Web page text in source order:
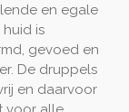
en egale
huid is
gevoed en
De druppels
en daarvoor